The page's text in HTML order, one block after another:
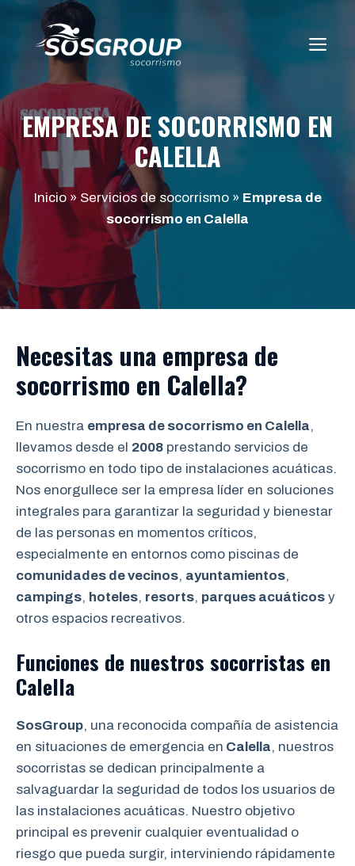
contenido
EMPRESA DE SOCORRISMO EN
CALELLA
Inicio» Servicios de socorrismo» Empresa de
socorrismo en Calella
Necesitas una empresa de
socorrismo en Calella?
En nuestra empresa de socorrismo en Calella,
llevamos desde el 2008 prestando servicios de
socorrismo en todo tipo de instalaciones acuáticas.
Nos enorgullece ser la empresa líder en soluciones
integrales para garantizar la seguridad y bienestar
de las personas en momentos críticos,
especialmente en entornos como piscinas de
comunidades de vecinos, ayuntamientos,
campings, hoteles, resorts, parques acuáticos y
otros espacios recreativos.
Funciones de nuestros socorristas en
Calella
SosGroup, una reconocida compañía de asistencia
en situaciones de emergencia en Calella, nuestros
socorristas se dedican principalmente a
salvaguardar la seguridad de todos los usuarios de
las instalaciones acuáticas. Nuestro objetivo
principal es prevenir cualquier eventualidad o
riesgo que pueda surgir, interviniendo rápidamente